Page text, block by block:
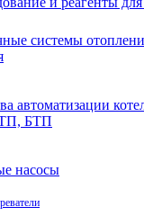
системы
автоматизации
БТП
насосы